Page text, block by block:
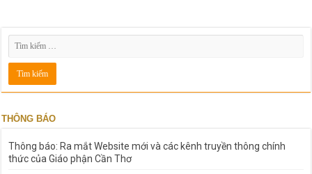
THÔNG BÁO
Thông báo: Ra mắt Website mới và các kênh truyền thông chính
thức của Giáo phận Cần Thơ